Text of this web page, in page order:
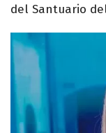
del Santuario